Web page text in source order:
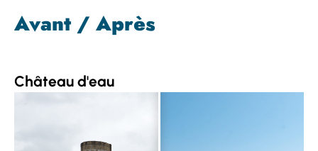
Avant / Après
Château d'eau